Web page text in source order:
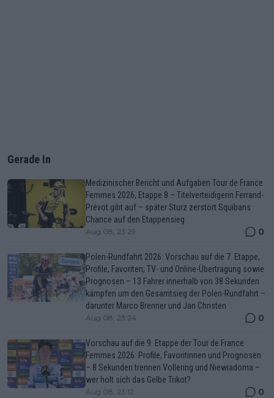
Gerade In
Medizinischer Bericht und Aufgaben Tour de France
Femmes 2026, Etappe 8 – Titelverteidigerin Ferrand-
Prévot gibt auf – später Sturz zerstört Squibans
Chance auf den Etappensieg
Aug 08, 23:29 0
Polen-Rundfahrt 2026: Vorschau auf die 7. Etappe,
Profile, Favoriten, TV- und Online-Übertragung sowie
Prognosen – 13 Fahrer innerhalb von 38 Sekunden
kämpfen um den Gesamtsieg der Polen-Rundfahrt –
darunter Marco Brenner und Jan Christen
Aug 08, 23:24 0
Vorschau auf die 9. Etappe der Tour de France
Femmes 2026: Profile, Favoritinnen und Prognosen
– 8 Sekunden trennen Vollering und Niewiadoma –
wer holt sich das Gelbe Trikot?
Aug 08, 23:12 0